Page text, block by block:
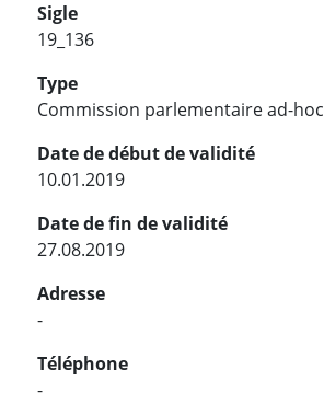
Sigle
19_136
Type
Commission parlementaire ad-hoc
Date de début de validité
10.01.2019
Date de fin de validité
27.08.2019
Adresse
-
Téléphone
-